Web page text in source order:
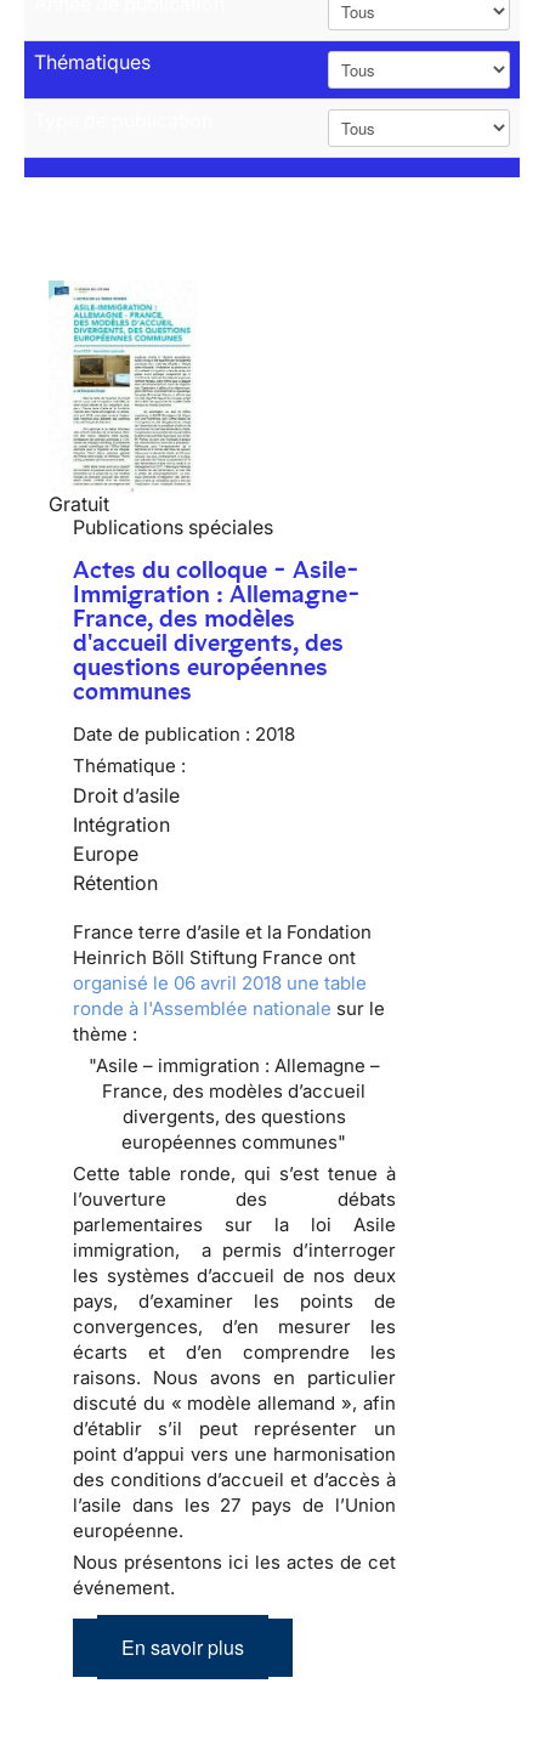
Thématiques
Gratuit
Publications spéciales
Actes du colloque - Asile-
Immigration : Allemagne-
France, des modèles
d'accueil divergents, des
questions européennes
communes
Date de publication : 2018
Thématique :
Droit d’asile
Intégration
Europe
Rétention
France terre d’asile et la Fondation
Heinrich Böll Stiftung France ont
organisé le 06 avril 2018 une table
ronde à l'Assemblée nationale sur le
thème :
"Asile – immigration : Allemagne –
France, des modèles d’accueil
divergents, des questions
européennes communes"
Cette table ronde, qui s’est tenue à
l’ouverture des débats
parlementaires sur la loi Asile
immigration, a permis d’interroger
les systèmes d’accueil de nos deux
pays, d’examiner les points de
convergences, d’en mesurer les
écarts et d’en comprendre les
raisons. Nous avons en particulier
discuté du « modèle allemand », afin
d’établir s’il peut représenter un
point d’appui vers une harmonisation
des conditions d’accueil et d’accès à
l’asile dans les 27 pays de l’Union
européenne.
Nous présentons ici les actes de cet
événement.
En savoir plus